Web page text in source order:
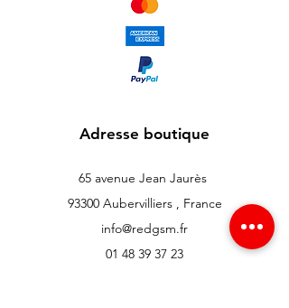
Adresse boutique
65 avenue Jean Jaurès
93300 Aubervilliers , France
info@redgsm.fr
01 48 39 37 23